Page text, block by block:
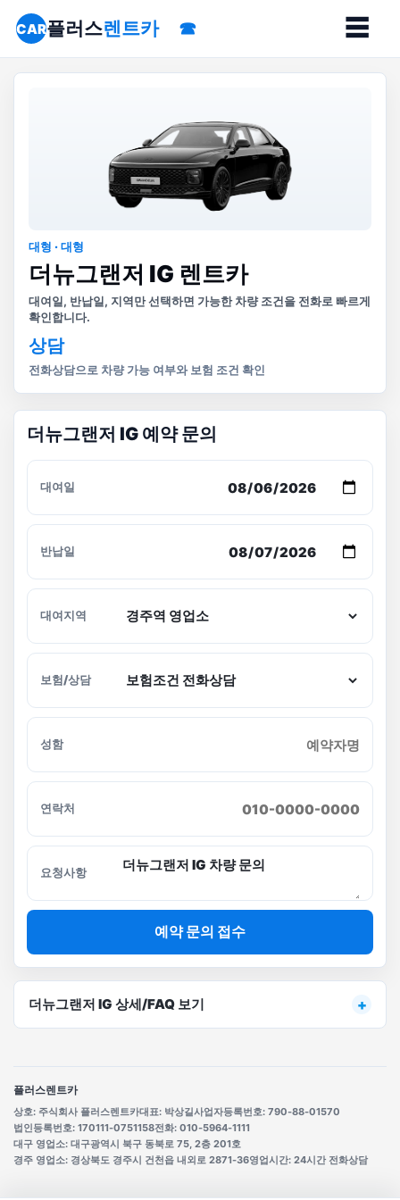
CAR플러스렌트카 ☰
대형 · 대형
더뉴그랜저 IG 렌트카
대여일, 반납일, 지역만 선택하면 가능한 차량 조건을 전화로 빠르게
확인합니다.
상담
전화상담으로 차량 가능 여부와 보험 조건 확인
더뉴그랜저 IG 예약 문의
대여일
반납일
대여지역
보험/상담
성함
연락처
요청사항
예약 문의 접수
더뉴그랜저 IG 상세/FAQ 보기
플러스렌트카
상호: 주식회사 플러스렌트카대표: 박상길사업자등록번호: 790-88-01570
법인등록번호: 170111-0751158전화: 010-5964-1111
대구 영업소: 대구광역시 북구 동북로 75, 2층 201호
경주 영업소: 경상북도 경주시 건천읍 내외로 2871-36영업시간: 24시간 전화상담